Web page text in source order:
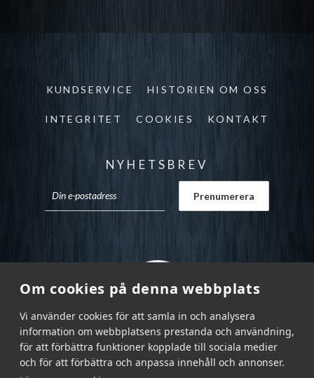
Om cookies på denna webbplats
Vi använder cookies för att samla in och analysera
information om webbplatsens prestanda och användning,
för att förbättra funktioner kopplade till sociala medier
och för att förbättra och anpassa innehåll och annonser.
KUNDSERVICE HISTORIEN OM OSS
INTEGRITET COOKIES KONTAKT
NYHETSBREV